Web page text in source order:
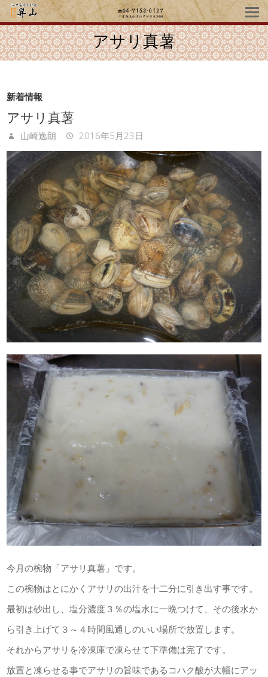
アサリ真薯
新着情報
アサリ真薯
山崎逸朗 2016年5月23日
今月の椀物「アサリ真薯」です。
この椀物はとにかくアサリの出汁を十二分に引き出す事です。
最初は砂出し、塩分濃度３％の塩水に一晩つけて、その後水か
ら引き上げて３～４時間風通しのいい場所で放置します。
それからアサリを冷凍庫で凍らせて下準備は完了です。
放置と凍らせる事でアサリの旨味であるコハク酸が大幅にアッ